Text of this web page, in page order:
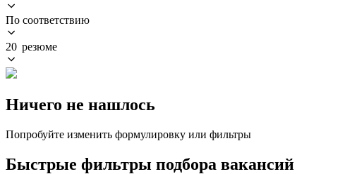
По соответствию
20 резюме
Ничего не нашлось
Попробуйте изменить формулировку или фильтры
Быстрые фильтры подбора вакансий